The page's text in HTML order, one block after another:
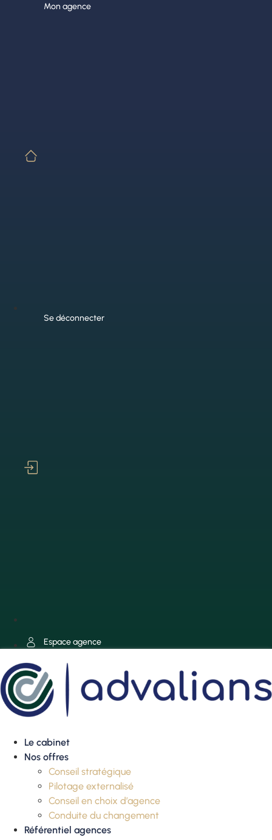
Mon agence
Se déconnecter
Espace agence
Le cabinet
Nos offres
Conseil stratégique
Pilotage externalisé
Conseil en choix d’agence
Conduite du changement
Référentiel agences